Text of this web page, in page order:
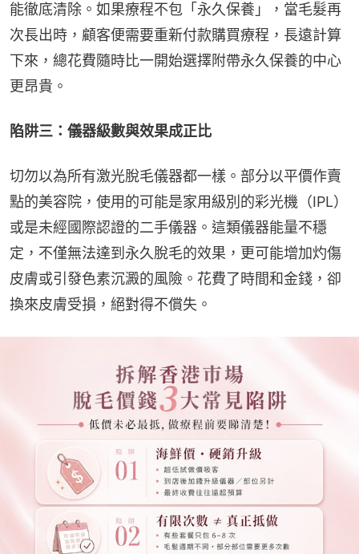
能徹底清除。如果療程不包「永久保養」，當毛髮再
次長出時，顧客便需要重新付款購買療程，長遠計算
下來，總花費隨時比一開始選擇附帶永久保養的中心
更昂貴。
陷阱三：儀器級數與效果成正比
切勿以為所有激光脫毛儀器都一樣。部分以平價作賣
點的美容院，使用的可能是家用級別的彩光機（IPL）
或是未經國際認證的二手儀器。這類儀器能量不穩
定，不僅無法達到永久脫毛的效果，更可能增加灼傷
皮膚或引發色素沉澱的風險。花費了時間和金錢，卻
換來皮膚受損，絕對得不償失。